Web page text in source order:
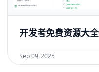
开发者免费资源大全
Sep 09, 2025